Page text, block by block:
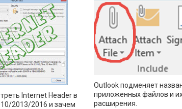
Internet Header в
2013/2016 и зачем
Outlook подменяет
приложенных файлов и
расширения.